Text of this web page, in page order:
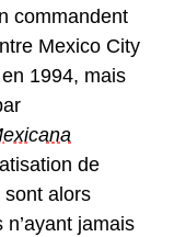
commandent
Mexico City
1994, mais
de
sont alors
jamais